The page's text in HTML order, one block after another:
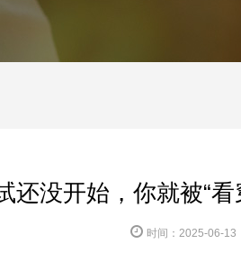
还没开始，你就被“看
时间：2025-06-13